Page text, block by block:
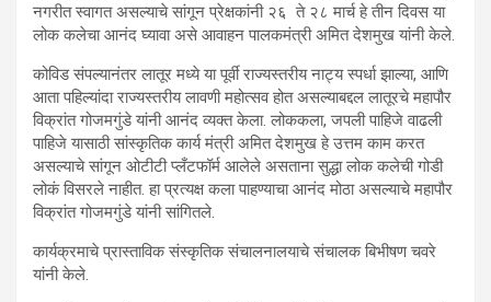
नगरीत स्वागत असल्याचे सांगून प्रेक्षकांनी २६ ते २८ मार्च हे तीन दिवस या
लोक कलेचा आनंद घ्यावा असे आवाहन पालकमंत्री अमित देशमुख यांनी केले.
कोविड संपल्यानंतर लातूर मध्ये या पूर्वी राज्यस्तरीय नाट्य स्पर्धा झाल्या, आणि
आता पहिल्यांदा राज्यस्तरीय लावणी महोत्सव होत असल्याबद्दल लातूरचे महापौर
विक्रांत गोजमगुंडे यांनी आनंद व्यक्त केला. लोककला, जपली पाहिजे वाढली
पाहिजे यासाठी सांस्कृतिक कार्य मंत्री अमित देशमुख हे उत्तम काम करत
असल्याचे सांगून ओटीटी प्लँटफॉर्म आलेले असताना सुद्धा लोक कलेची गोडी
लोकं विसरले नाहीत. हा प्रत्यक्ष कला पाहण्याचा आनंद मोठा असल्याचे महापौर
विक्रांत गोजमगुंडे यांनी सांगितले.
कार्यक्रमाचे प्रास्ताविक संस्कृतिक संचालनालयाचे संचालक बिभीषण चवरे
यांनी केले.